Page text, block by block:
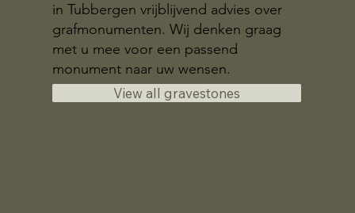
in Tubbergen vrijblijvend advies over
grafmonumenten. Wij denken graag
met u mee voor een passend
monument naar uw wensen.
View all gravestones